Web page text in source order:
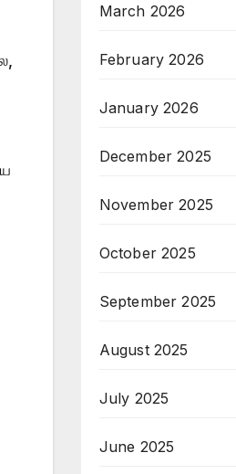
March 2026
February 2026
January 2026
December 2025
November 2025
October 2025
September 2025
August 2025
July 2025
June 2025